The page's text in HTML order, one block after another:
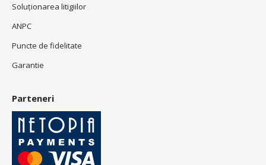
Soluționarea litigiilor
ANPC
Puncte de fidelitate
Garantie
Parteneri